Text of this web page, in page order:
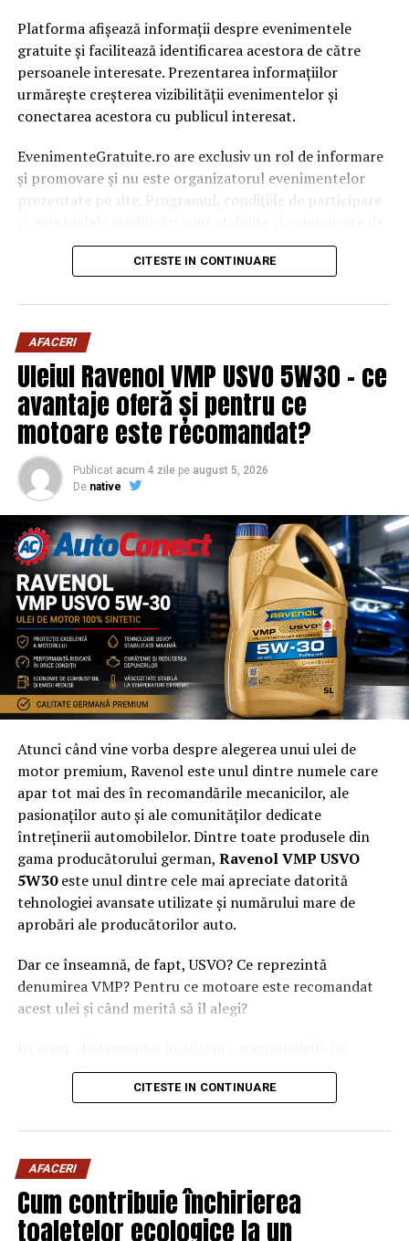
Platforma afișează informații despre evenimentele
gratuite și facilitează identificarea acestora de către
persoanele interesate. Prezentarea informațiilor
urmărește creșterea vizibilității evenimentelor și
conectarea acestora cu publicul interesat.
EvenimenteGratuite.ro are exclusiv un rol de informare
și promovare și nu este organizatorul evenimentelor
prezentate pe site. Programul, condițiile de participare
organizatorii fiecărui eveniment.
înainte de participare.
Organizatorii care doresc să crească vizibilitatea unui
eveniment cu acces gratuit pot solicita o ofertă de
promovare din partea echipei EvenimenteGratuite.ro.
Adresa de contact este salut@evenimentegratuite.ro
CITESTE IN CONTINUARE
AFACERI
Uleiul Ravenol VMP USVO 5W30 – ce
avantaje oferă și pentru ce
motoare este recomandat?
Publicat acum 4 zile pe august 5, 2026
De native
Atunci când vine vorba despre alegerea unui ulei de
motor premium, Ravenol este unul dintre numele care
apar tot mai des în recomandările mecanicilor, ale
pasionaților auto și ale comunităților dedicate
întreținerii automobilelor. Dintre toate produsele din
gama producătorului german, Ravenol VMP USVO
5W30este unul dintre cele mai apreciate datorită
tehnologiei avansate utilizate și numărului mare de
aprobări ale producătorilor auto.
Dar ce înseamnă, de fapt, USVO? Ce reprezintă
denumirea VMP? Pentru ce motoare este recomandat
acest ulei și când merită să îl alegi?
Ravenol VMP USVO 5W30 și explicăm de ce este
considerat unul dintre cele mai performante uleiuri de
Ravenol este un producător german de lubrifianți
fondat în anul 1946 și recunoscut la nivel internațional
pentru dezvoltarea deuleiuri de motor premium
CITESTE IN CONTINUARE
AFACERI
Cum contribuie închirierea
toaletelor ecologice la un